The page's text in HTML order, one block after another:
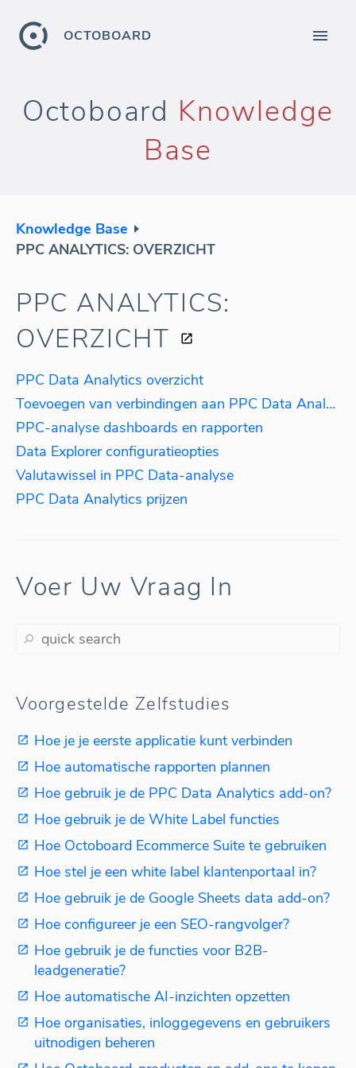
OCTOBOARD
Octoboard Knowledge
Base
Knowledge Base
PPC ANALYTICS: OVERZICHT
PPC ANALYTICS:
OVERZICHT
PPC Data Analytics overzicht
Toevoegen van verbindingen aan PPC Data Analytics
PPC-analyse dashboards en rapporten
Data Explorer configuratieopties
Valutawissel in PPC Data-analyse
PPC Data Analytics prijzen
Voer Uw Vraag In
Voorgestelde Zelfstudies
Hoe je je eerste applicatie kunt verbinden
Hoe automatische rapporten plannen
Hoe gebruik je de PPC Data Analytics add-on?
Hoe gebruik je de White Label functies
Hoe Octoboard Ecommerce Suite te gebruiken
Hoe stel je een white label klantenportaal in?
Hoe gebruik je de Google Sheets data add-on?
Hoe configureer je een SEO-rangvolger?
Hoe gebruik je de functies voor B2B-
leadgeneratie?
Hoe automatische AI-inzichten opzetten
Hoe organisaties, inloggegevens en gebruikers
uitnodigen beheren